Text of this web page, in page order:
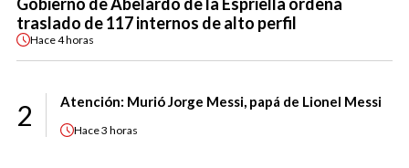
traslado de 117 internos de alto perfil
Hace4 horas
2 Atención: Murió Jorge Messi, papá de Lionel Messi
Hace3 horas